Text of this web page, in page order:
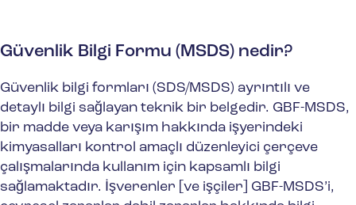
Güvenlik Bilgi Formu (MSDS) nedir?
Güvenlik bilgi formları (SDS/MSDS) ayrıntılı ve
detaylı bilgi sağlayan teknik bir belgedir. GBF-MSDS,
bir madde veya karışım hakkında işyerindeki
kimyasalları kontrol amaçlı düzenleyici çerçeve
çalışmalarında kullanım için kapsamlı bilgi
sağlamaktadır. İşverenler [ve işçiler] GBF-MSDS’i,